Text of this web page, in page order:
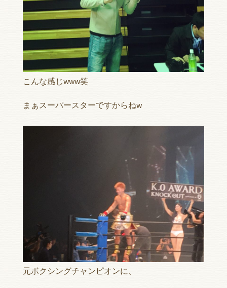
こんな感じwww笑
まぁスーパースターですからねw
元ボクシングチャンピオンに、